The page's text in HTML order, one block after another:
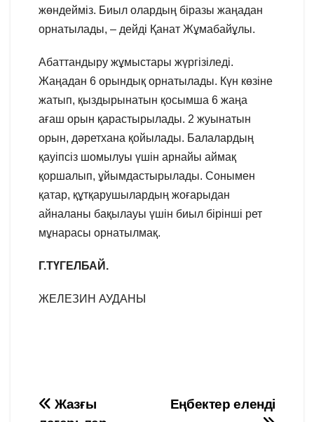
жөндейміз. Биыл олардың біразы жаңадан
орнатылады, – дейді Қанат Жұмабайұлы.
Абаттандыру жұмыстары жүргізіледі.
Жаңадан 6 орындық орнатылады. Күн көзіне
жатып, қыздырынатын қосымша 6 жаңа
ағаш орын қарастырылады. 2 жуынатын
орын, дәретхана қойылады. Балалардың
қауіпсіз шомылуы үшін арнайы аймақ
қоршалып, ұйымдастырылады. Сонымен
қатар, құтқарушылардың жоғарыдан
айналаны бақылауы үшін биыл бірінші рет
мұнарасы орнатылмақ.
Г.ТҮГЕЛБАЙ.
ЖЕЛЕЗИН АУДАНЫ
Навигация
Еңбектер еленді
Жазғы